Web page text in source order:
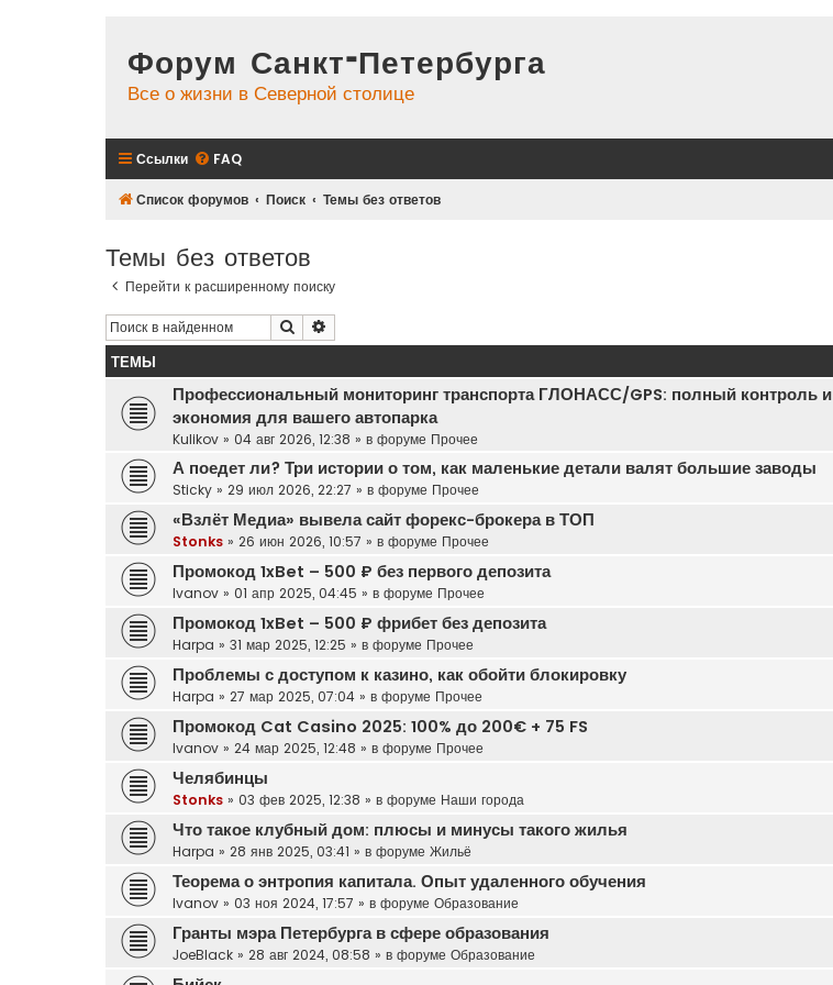
Форум Санкт-Петербурга
Все о жизни в Северной столице
Ссылки FAQ
Список форумов Поиск Темы без ответов
Темы без ответов
Перейти к расширенному поиску
Поиск
ТЕМЫ
Профессиональный мониторинг транспорта ГЛОНАСС/GPS: полный контроль и
экономия для вашего автопарка
Kulikov » 04 авг 2026, 12:38 » в форуме Прочее
А поедет ли? Три истории о том, как маленькие детали валят большие заводы
Sticky » 29 июл 2026, 22:27 » в форуме Прочее
«Взлёт Медиа» вывела сайт форекс-брокера в ТОП
Stonks » 26 июн 2026, 10:57 » в форуме Прочее
Промокод 1xBet – 500 ₽ без первого депозита
Ivanov » 01 апр 2025, 04:45 » в форуме Прочее
Промокод 1xBet – 500 ₽ фрибет без депозита
Harpa » 31 мар 2025, 12:25 » в форуме Прочее
Проблемы с доступом к казино, как обойти блокировку
Harpa » 27 мар 2025, 07:04 » в форуме Прочее
Промокод Cat Casino 2025: 100% до 200€ + 75 FS
Ivanov » 24 мар 2025, 12:48 » в форуме Прочее
Челябинцы
Stonks » 03 фев 2025, 12:38 » в форуме Наши города
Что такое клубный дом: плюсы и минусы такого жилья
Harpa » 28 янв 2025, 03:41 » в форуме Жильё
Теорема о энтропия капитала. Опыт удаленного обучения
Ivanov » 03 ноя 2024, 17:57 » в форуме Образование
Гранты мэра Петербурга в сфере образования
JoeBlack » 28 авг 2024, 08:58 » в форуме Образование